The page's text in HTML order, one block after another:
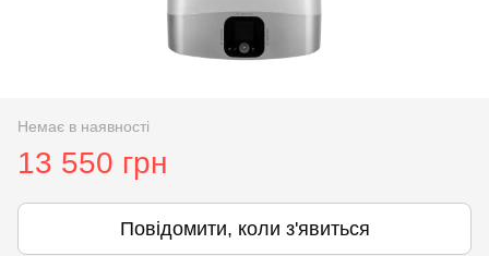
Немає в наявності
13 550 грн
Повідомити, коли з'явиться